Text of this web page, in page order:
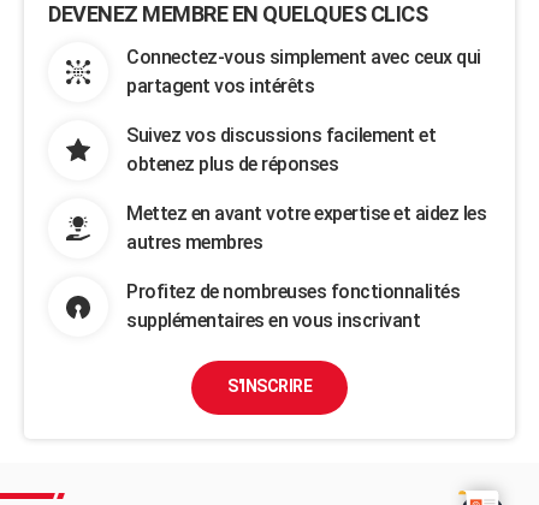
DEVENEZ MEMBRE EN QUELQUES CLICS
Connectez-vous simplement avec ceux qui
partagent vos intérêts
Suivez vos discussions facilement et
obtenez plus de réponses
Mettez en avant votre expertise et aidez les
autres membres
Profitez de nombreuses fonctionnalités
supplémentaires en vous inscrivant
S'INSCRIRE